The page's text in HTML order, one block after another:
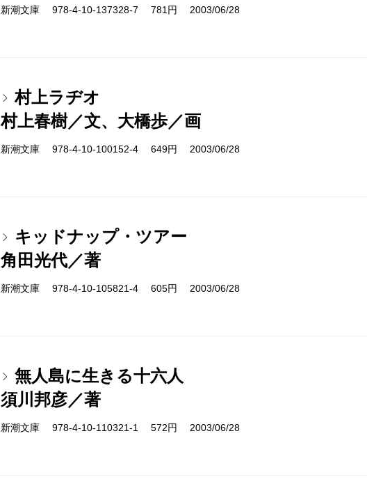
新潮文庫 978-4-10-137328-7 781円 2003/06/28
村上ラヂオ
村上春樹／文、大橋歩／画
新潮文庫 978-4-10-100152-4 649円 2003/06/28
キッドナップ・ツアー
角田光代／著
新潮文庫 978-4-10-105821-4 605円 2003/06/28
無人島に生きる十六人
須川邦彦／著
新潮文庫 978-4-10-110321-1 572円 2003/06/28